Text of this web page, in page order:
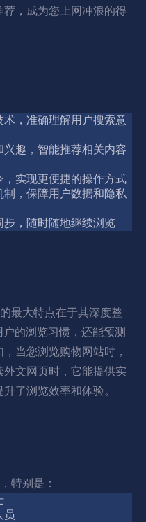
，成为您上网冲浪的得
术，准确理解用户搜索意
兴趣，智能推荐相关内容
，实现更便捷的操作方式
制，保障用户数据和隐私
步，随时随地继续浏览
最大特点在于其深度整
的浏览习惯，还能预测
当您浏览购物网站时，
文网页时，它能提供实
了浏览效率和体验。
特别是：
员